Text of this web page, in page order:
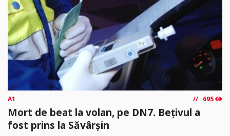
A1 695
Mort de beat la volan, pe DN7. Bețivul a
fost prins la Săvârșin